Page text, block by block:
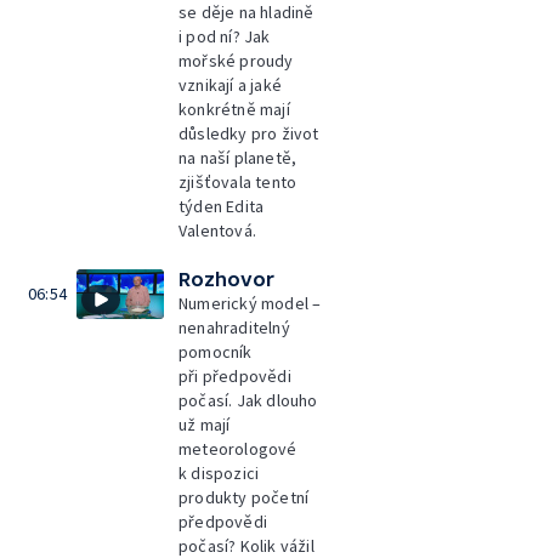
se děje na hladině
i pod ní? Jak
mořské proudy
vznikají a jaké
konkrétně mají
důsledky pro život
na naší planetě,
zjišťovala tento
týden Edita
Valentová.
06:54
Rozhovor
Numerický model –
nenahraditelný
pomocník
při předpovědi
počasí. Jak dlouho
už mají
meteorologové
k dispozici
produkty početní
předpovědi
počasí? Kolik vážil